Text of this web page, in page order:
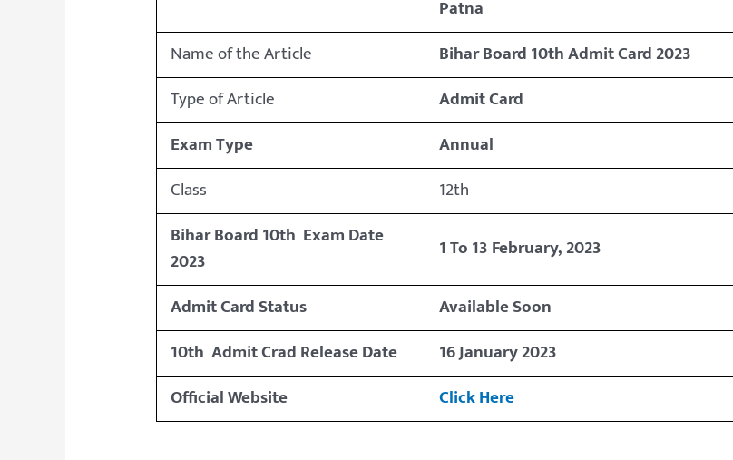
Patna
Name of the Article
Bihar Board 10th Admit Card 2023
Type of Article
Admit Card
Exam Type
Annual
Class
12th
Bihar Board 10th Exam Date
2023
1 To 13 February, 2023
Admit Card Status
Available Soon
10th Admit Crad Release Date
16 January 2023
Official Website
Click Here